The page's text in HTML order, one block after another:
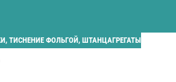
, ТИСНЕНИЕ ФОЛЬГОЙ, ШТАНЦАГРЕГАТЫ